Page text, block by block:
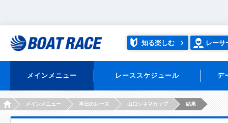
知る楽しむ レーサ
メインメニュー レーススケジュール デ
HOMEメインメニュー 本日のレース 山口シネマカップ 結果